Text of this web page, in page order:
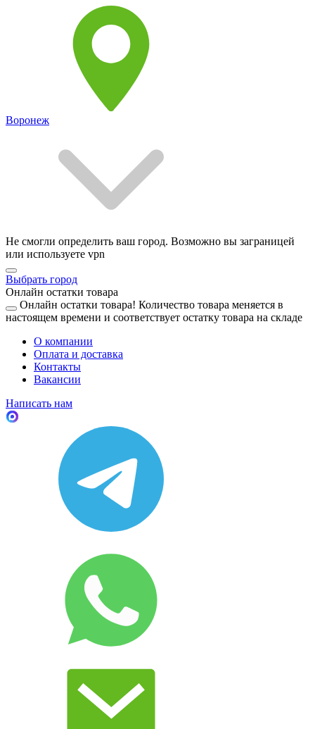
Воронеж
Не смогли определить ваш город. Возможно вы заграницей
или используете vpn
Выбрать город
Онлайн остатки товара
Онлайн остатки товара! Количество товара меняется в
настоящем времени и соответствует остатку товара на складе
О компании
Оплата и доставка
Контакты
Вакансии
Написать нам